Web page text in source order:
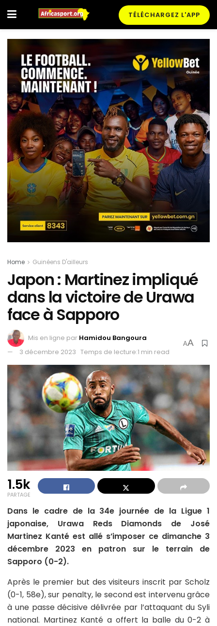
TÉLÉCHARGEZ L'APP
Home Guinéens D'ailleurs
Japon : Martinez impliqué
dans la victoire de Urawa
face à Sapporo
Mis en ligne par Hamidou Bangoura
3 décembre 2023 Temps de lecture:1 min read
AA
1.5k
PARTAGE
Dans le cadre de la 34e journée de la Ligue 1
japonaise, Urawa Reds Diamonds de José
Martinez Kanté est allé s’imposer ce dimanche 3
décembre 2023 en patron sur le terrain de
Sapporo (0-2).
Après le premier but des visiteurs inscrit par Scholz
(0-1, 58e), sur penalty, le second est intervenu grâce
à une passe décisive délivrée par l’attaquant du Syli
national. Martinez Kanté a offert la balle du 0-2 à